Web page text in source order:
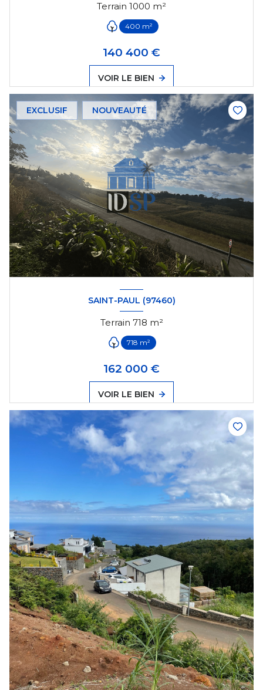
Terrain 1000 m²
400 m²
140 400 €
VOIR LE BIEN
EXCLUSIF NOUVEAUTÉ
SAINT-PAUL (97460)
Terrain 718 m²
718 m²
162 000 €
VOIR LE BIEN